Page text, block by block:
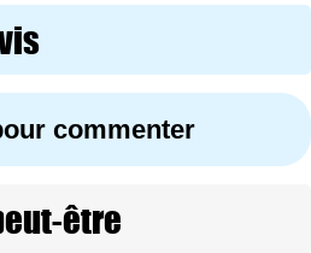
commenter
être